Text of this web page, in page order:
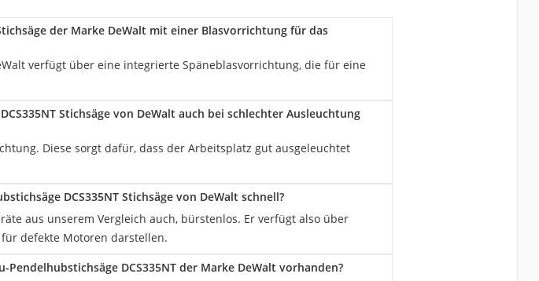
der Marke DeWalt mit einer Blasvorrichtung für das
verfügt über eine integrierte Späneblasvorrichtung, die für eine
Stichsäge von DeWalt auch bei schlechter Ausleuchtung
Diese sorgt dafür, dass der Arbeitsplatz gut ausgeleuchtet
DCS335NT Stichsäge von DeWalt schnell?
aus unserem Vergleich auch, bürstenlos. Er verfügt also über
defekte Motoren darstellen.
DCS335NT der Marke DeWalt vorhanden?